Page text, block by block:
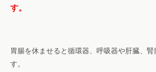
す。
胃腸を休ませると循環器、呼吸器や肝臓、腎
す。